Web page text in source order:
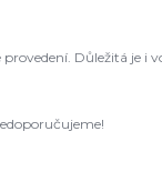
Důležitá je